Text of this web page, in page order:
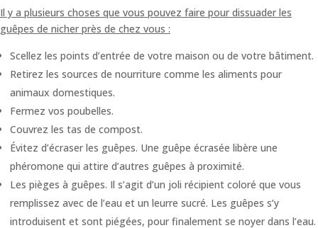
Il y a plusieurs choses que vous pouvez faire pour dissuader les
guêpes de nicher près de chez vous :
Scellez les points d’entrée de votre maison ou de votre bâtiment.
Retirez les sources de nourriture comme les aliments pour
animaux domestiques.
Fermez vos poubelles.
Couvrez les tas de compost.
Évitez d’écraser les guêpes. Une guêpe écrasée libère une
phéromone qui attire d’autres guêpes à proximité.
Les pièges à guêpes. Il s’agit d’un joli récipient coloré que vous
remplissez avec de l’eau et un leurre sucré. Les guêpes s’y
introduisent et sont piégées, pour finalement se noyer dans l’eau.